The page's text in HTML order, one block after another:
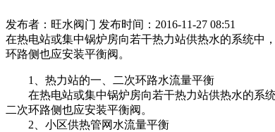
发布者：旺水阀门 发布时间：2016-11-27 08:51
在热电站或集中锅炉房向若干热力站供热水的系统中
环路侧也应安装平衡阀。
1、热力站的一、二次环路水流量平衡
在热电站或集中锅炉房向若干热力站供热水的系统
二次环路侧也应安装平衡阀。
2、小区供热管网水流量平衡